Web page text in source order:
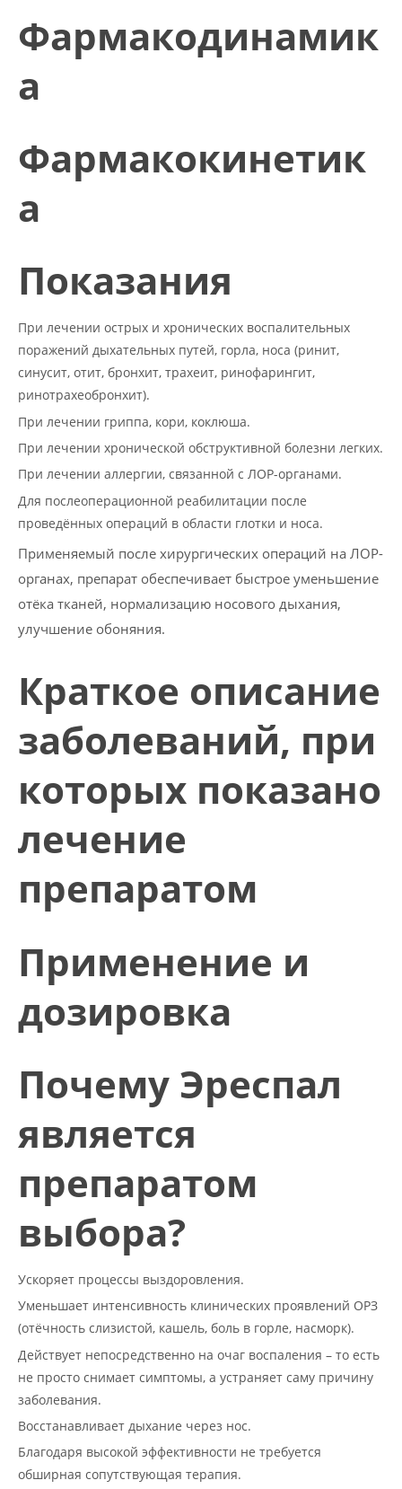
Фармакодинамик
а
Фармакокинетик
а
Показания
При лечении острых и хронических воспалительных
поражений дыхательных путей, горла, носа (ринит,
синусит, отит, бронхит, трахеит, ринофарингит,
ринотрахеобронхит).
При лечении гриппа, кори, коклюша.
При лечении хронической обструктивной болезни легких.
При лечении аллергии, связанной с ЛОР-органами.
Для послеоперационной реабилитации после
проведённых операций в области глотки и носа.
Применяемый после хирургических операций на ЛОР-
органах, препарат обеспечивает быстрое уменьшение
отёка тканей, нормализацию носового дыхания,
улучшение обоняния.
Краткое описание
заболеваний, при
которых показано
лечение
препаратом
Применение и
дозировка
Почему Эреспал
является
препаратом
выбора?
Ускоряет процессы выздоровления.
Уменьшает интенсивность клинических проявлений ОРЗ
(отёчность слизистой, кашель, боль в горле, насморк).
Действует непосредственно на очаг воспаления – то есть
не просто снимает симптомы, а устраняет саму причину
заболевания.
Восстанавливает дыхание через нос.
Благодаря высокой эффективности не требуется
обширная сопутствующая терапия.